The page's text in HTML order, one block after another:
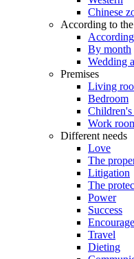
Chinese
According to
By month
Wedding
Premises
Living
Bedroom
Work
Different needs
Love
The
Litigation
The
Power
Success
Travel
Dieting